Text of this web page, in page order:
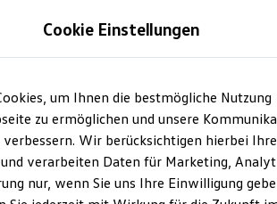
Sondermodelle
Cookie Einstellungen
um Ihnen die bestmögliche Nutzung
zu ermöglichen und unsere
Wir berücksichtigen hierbei Ihre
verarbeiten Daten für Marketing,
nur, wenn Sie uns Ihre Einwilligung